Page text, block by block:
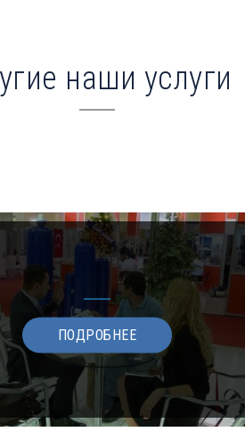
наши услуги
ПОДРОБНЕЕ